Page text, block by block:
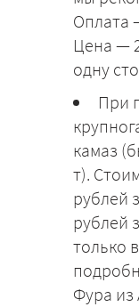
Оплата
Цена —
одну
При
камаз
т).
рублей
рублей
только
Фура из